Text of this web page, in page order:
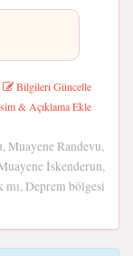
Bilgileri Güncelle
& Açıklama Ekle
Muayene Randevu,
İskenderun,
Deprem bölgesi